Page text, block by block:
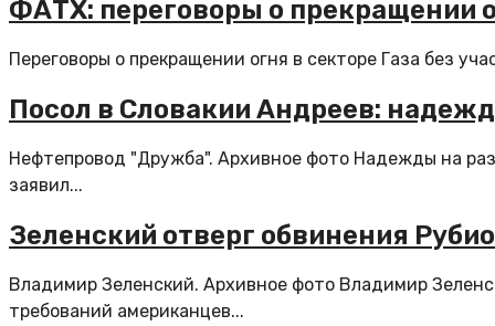
ФАТХ: переговоры о прекращении
Переговоры о прекращении огня в секторе Газа без
Посол в Словакии Андреев:
Нефтепровод "Дружба". Архивное фото Надежды на
заявил...
Зеленский отверг обвинения
Владимир Зеленский. Архивное фото Владимир
требований американцев...